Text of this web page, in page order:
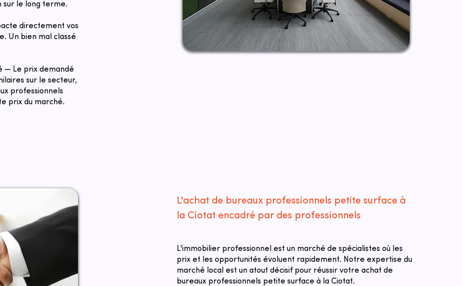
sur le long terme.
directement vos
Un bien mal classé
— Le prix demandé
sur le secteur,
professionnels
prix du marché.
L'achat de bureaux professionnels petite surface à
la Ciotat encadré par des professionnels
L'immobilier professionnel est un marché de spécialistes où les
prix et les opportunités évoluent rapidement. Notre expertise du
marché local est un atout décisif pour réussir votre achat de
bureaux professionnels petite surface à la Ciotat.